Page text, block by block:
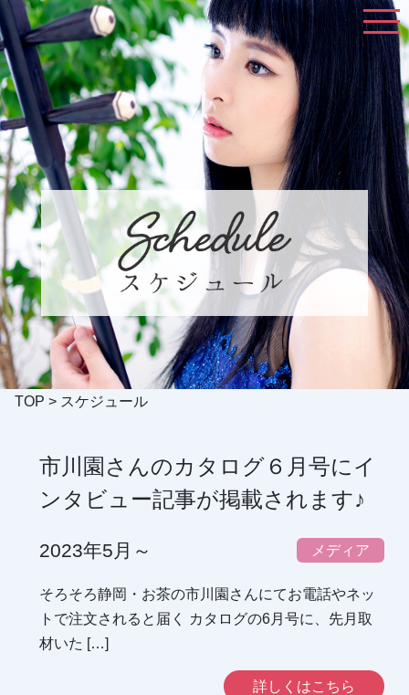
TOP > スケジュール
市川園さんのカタログ６月号にイ
ンタビュー記事が掲載されます♪
2023年5月～ メディア
そろそろ静岡・お茶の市川園さんにてお電話やネッ
トで注文されると届く カタログの6月号に、先月取
材いた […]
詳しくはこちら